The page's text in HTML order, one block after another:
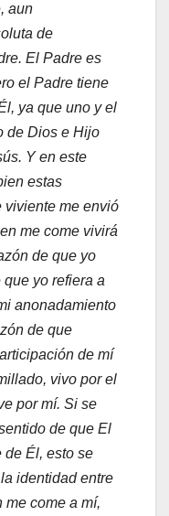
aun
de
El Padre es
el Padre tiene
ya que uno y el
de Dios e Hijo
Y en este
estas
viviente me envió
me come vivirá
de que yo
yo refiera a
anonadamiento
de que
de mí
vivo por el
por mí. Si se
de que El
de Él, esto se
identidad entre
me come a mí,